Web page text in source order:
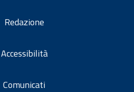
Redazione
Accessibilità
Comunicati